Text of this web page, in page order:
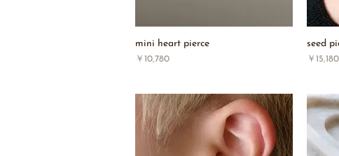
mini heart pierce
価格
￥10,780
seed
価格
￥15,180